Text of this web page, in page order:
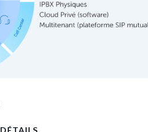
DÉTAILS